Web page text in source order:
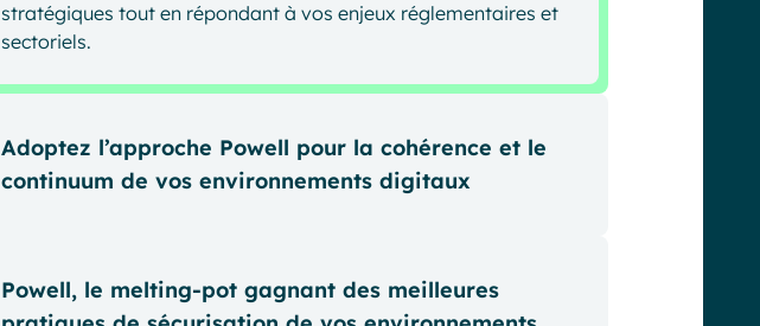
stratégiques tout en répondant à vos enjeux réglementaires et
sectoriels.
Adoptez l’approche Powell pour la cohérence et le
continuum de vos environnements digitaux
Avec nos modèles préconfigurés et autres composants
Powell, le melting-pot gagnant des meilleures